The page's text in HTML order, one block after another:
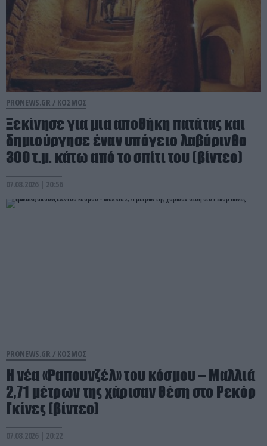
PRONEWS.GR / ΚΟΣΜΟΣ
Ξεκίνησε για μια αποθήκη πατάτας και
δημιούργησε έναν υπόγειο λαβύρινθο
300 τ.μ. κάτω από το σπίτι του (βίντεο)
07.08.2026 | 20:56
PRONEWS.GR / ΚΟΣΜΟΣ
Η νέα «Ραπουνζέλ» του κόσμου – Μαλλιά
2,71 μέτρων της χάρισαν θέση στο Ρεκόρ
Γκίνες (βίντεο)
07.08.2026 | 20:22